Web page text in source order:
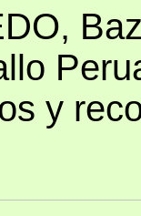
y